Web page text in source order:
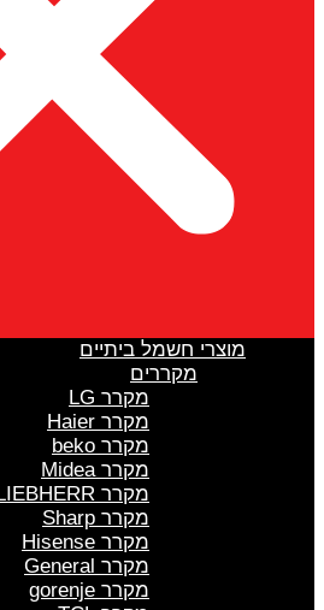
מוצרי חשמל ביתיים
מקררים
מקרר LG
מקרר Haier
מקרר beko
מקרר Midea
מקרר LIEBHERR
מקרר Sharp
מקרר Hisense
מקרר General
מקרר gorenje